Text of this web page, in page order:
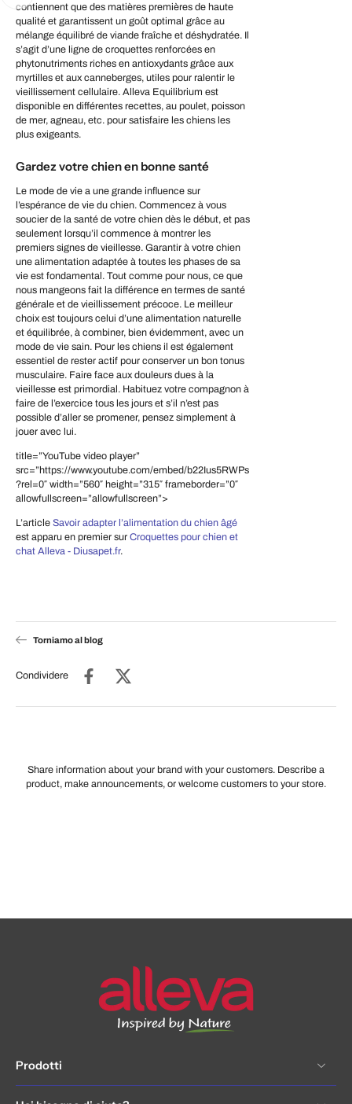
contiennent que des matières premières de haute
qualité et garantissent un goût optimal grâce au
mélange équilibré de viande fraîche et déshydratée. Il
s’agit d’une ligne de croquettes renforcées en
phytonutriments riches en antioxydants grâce aux
myrtilles et aux canneberges, utiles pour ralentir le
vieillissement cellulaire. Alleva Equilibrium est
disponible en différentes recettes, au poulet, poisson
de mer, agneau, etc. pour satisfaire les chiens les
plus exigeants.
Gardez votre chien en bonne santé
Le mode de vie a une grande influence sur
l’espérance de vie du chien. Commencez à vous
soucier de la santé de votre chien dès le début, et pas
seulement lorsqu’il commence à montrer les
premiers signes de vieillesse. Garantir à votre chien
une alimentation adaptée à toutes les phases de sa
vie est fondamental. Tout comme pour nous, ce que
nous mangeons fait la différence en termes de santé
générale et de vieillissement précoce. Le meilleur
choix est toujours celui d’une alimentation naturelle
et équilibrée, à combiner, bien évidemment, avec un
mode de vie sain. Pour les chiens il est également
essentiel de rester actif pour conserver un bon tonus
musculaire. Faire face aux douleurs dues à la
vieillesse est primordial. Habituez votre compagnon à
faire de l’exercice tous les jours et s’il n’est pas
possible d’aller se promener, pensez simplement à
jouer avec lui.
title=”YouTube video player”
src=”https://www.youtube.com/embed/b22Ius5RWPs
?rel=0″ width=”560″ height=”315″ frameborder=”0″
allowfullscreen=”allowfullscreen”>
L’article Savoir adapter l’alimentation du chien âgé
est apparu en premier sur Croquettes pour chien et
chat Alleva - Diusapet.fr.
Torniamo al blog
Condividere
Share information about your brand with your customers. Describe a
product, make announcements, or welcome customers to your store.
Prodotti